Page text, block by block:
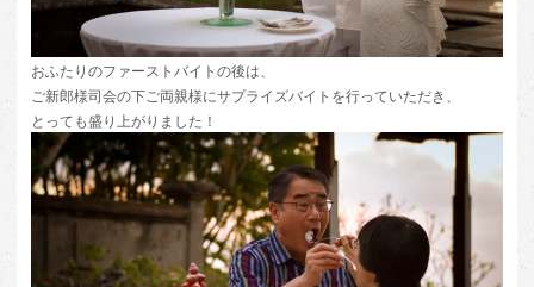
おふたりのファーストバイトの後は、
ご新郎様司会の下ご両親様にサプライズバイトを行っていただき、
とっても盛り上がりました！